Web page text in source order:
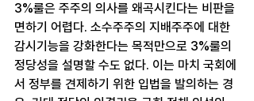
3%룰은 주주의 의사를 왜곡시킨다는 비판을
면하기 어렵다. 소수주주의 지배주주에 대한
감시기능을 강화한다는 목적만으로 3%룰의
정당성을 설명할 수도 없다. 이는 마치 국회에
서 정부를 견제하기 위한 입법을 발의하는 경